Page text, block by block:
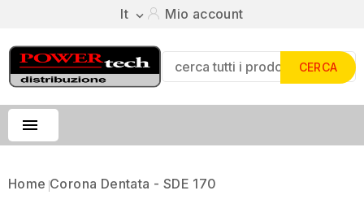
It  Mio account
CERCA

Home Corona Dentata - SDE 170